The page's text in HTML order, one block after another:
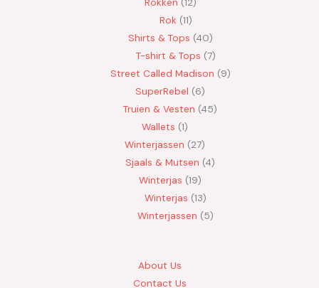
Rok 11
Shirts & Tops 40
T-shirt & Tops 7
Street Called Madison 9
SuperRebel
6
Truien & Vesten 45
Wallets 1
Winterjassen
27
Sjaals & Mutsen 4
Winterjas 19
Winterjas 13
Winterjassen
5
About Us
Contact Us